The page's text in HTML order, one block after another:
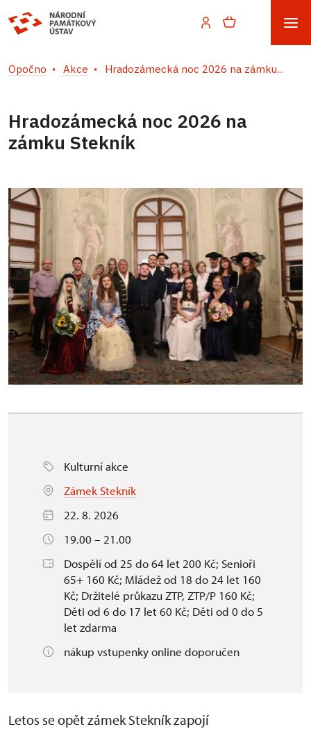
Opočno Akce Hradozámecká noc 2026 na zámku...
Hradozámecká noc 2026 na
zámku Stekník
Kulturní akce
Zámek Stekník
22. 8. 2026
19.00 – 21.00
Dospělí od 25 do 64 let 200 Kč; Senioři
65+ 160 Kč; Mládež od 18 do 24 let 160
Kč; Držitelé průkazu ZTP, ZTP/P 160 Kč;
Děti od 6 do 17 let 60 Kč; Děti od 0 do 5
let zdarma
nákup vstupenky online doporučen
Letos se opět zámek Stekník zapojí